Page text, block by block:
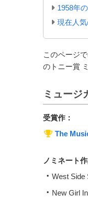
1958年
現在人
このページ
のトニー賞
ミュージ
受賞作：
The
ノミネート作
West Side
New Girl